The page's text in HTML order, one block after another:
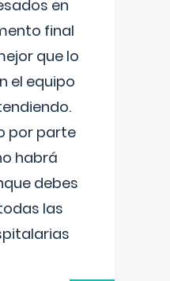
en
final
que lo
el equipo
por parte
habrá
debes
las